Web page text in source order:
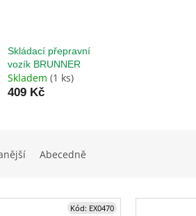
Skládací přepravní
vozík BRUNNER
Skladem (1 ks)
409 Kč
Abecedně
Kód: EX0470